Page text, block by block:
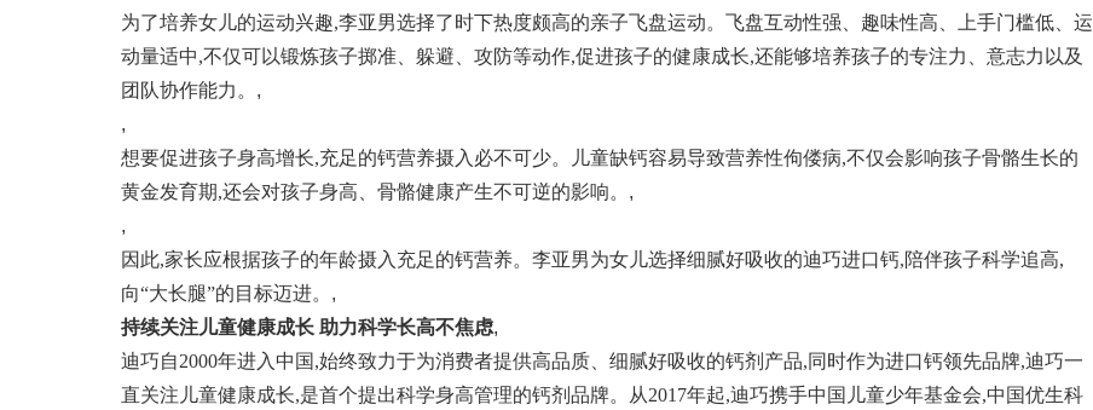
为了培养女儿的运动兴趣,李亚男选择了时下热度颇高的亲子飞盘运动。飞盘互动性强、趣味性高、上手门槛低、运
动量适中,不仅可以锻炼孩子掷准、躲避、攻防等动作,促进孩子的健康成长,还能够培养孩子的专注力、意志力以及
团队协作能力。 ,
,
想要促进孩子身高增长,充足的钙营养摄入必不可少。儿童缺钙容易导致营养性佝偻病,不仅会影响孩子骨骼生长的
黄金发育期,还会对孩子身高、骨骼健康产生不可逆的影响。 ,
,
因此,家长应根据孩子的年龄摄入充足的钙营养。李亚男为女儿选择细腻好吸收的迪巧进口钙,陪伴孩子科学追高,
向“大长腿”的目标迈进。 ,
持续关注儿童健康成长 助力科学长高不焦虑,
迪巧自2000年进入中国,始终致力于为消费者提供高品质、细腻好吸收的钙剂产品,同时作为进口钙领先品牌,迪巧一
直关注儿童健康成长,是首个提出科学身高管理的钙剂品牌。从2017年起,迪巧携手中国儿童少年基金会,中国优生科